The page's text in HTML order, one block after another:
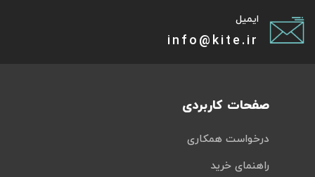
ایمیل
info@kite.ir
صفحات کاربردی
درخواست همکاری
راهنمای خرید